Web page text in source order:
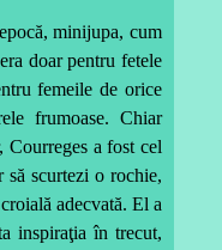
minijupa, cum
doar pentru fetele
femeile de orice
frumoase. Chiar
Courreges a fost cel
să scurtezi o rochie,
adecvată. El a
inspiraţia în trecut,